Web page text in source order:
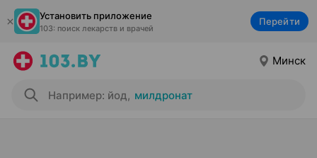
Установить приложение
103: поиск лекарств и врачей
Перейти
Минск
Например: йод, милдронат